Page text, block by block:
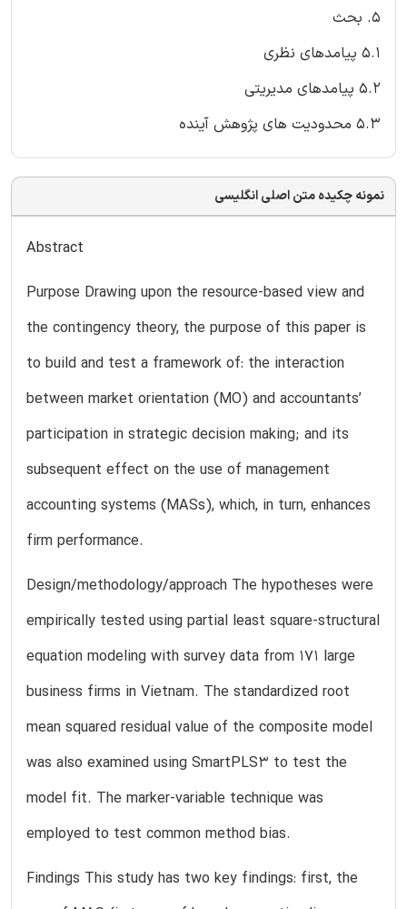
5. بحث
5.1 پیامدهای نظری
5.2 پیامدهای مدیریتی
5.3 محدودیت های پژوهش آینده
نمونه چکیده متن اصلی انگلیسی
Abstract
Purpose Drawing upon the resource-based view and
the contingency theory, the purpose of this paper is
to build and test a framework of: the interaction
between market orientation (MO) and accountants’
participation in strategic decision making; and its
subsequent effect on the use of management
accounting systems (MASs), which, in turn, enhances
firm performance.
Design/methodology/approach The hypotheses were
empirically tested using partial least square-structural
equation modeling with survey data from 171 large
business firms in Vietnam. The standardized root
mean squared residual value of the composite model
was also examined using SmartPLS3 to test the
model fit. The marker-variable technique was
employed to test common method bias.
Findings This study has two key findings: first, the